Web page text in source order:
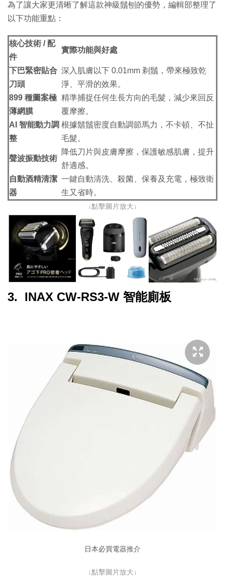
為了讓大家更清晰了解這款神級鬚刨的優勢，編輯部整理了
以下功能重點：
核心技術 / 配
件
實際功能與好處
下巴緊密貼合
刀頭
深入肌膚以下 0.01mm 剃鬚，帶來極致乾
淨、平滑的效果。
899 種圖案極
薄網膜
精準捕捉任何生長方向的毛髮，減少來回反
覆摩擦。
AI 智能動力調
整
根據鬍鬚密度自動調節馬力，不卡頓、不扯
毛髮。
聲波振動技術
降低刀片與皮膚摩擦，保護敏感肌膚，提升
舒適感。
自動酒精清潔
器
一鍵自動清洗、殺菌、保養及充電，極致衛
生又省時。
↓點擊圖片放大↓
3. INAX CW-RS3-W 智能廁板
日本必買電器推介
↓點擊圖片放大↓